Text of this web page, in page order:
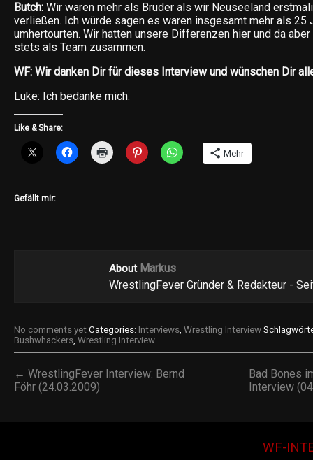
Butch: Wir waren mehr als Brüder als wir Neuseeland
verließen. Ich würde sagen es waren insgesamt mehr als 25
umhertourten. Wir hatten unsere Differenzen hier und da
stets als Team zusammen.
WF: Wir danken Dir für dieses Interview und wünschen Dir
Luke: Ich bedanke mich.
Like & Share:
Mehr
Gefällt mir:
About Markus
WrestlingFever Gründer & Redakteur -
No comments yet Categories: Interviews, Wrestling Interview
Bushwhackers, Wrestling Interview
← WrestlingFever Interview: Bernd
Föhr (24.03.2009)
Bad Bones
Interview
WF-